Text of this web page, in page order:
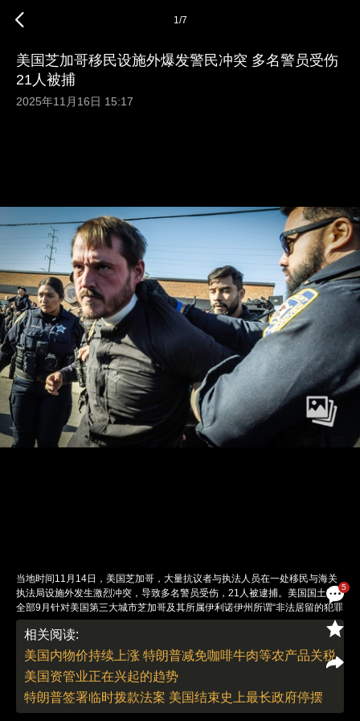
5
1/7
美国芝加哥移民设施外爆发警民冲突 多名警员受伤
21人被捕
2025年11月16日 15:17
当地时间11月14日，美国芝加哥，大量抗议者与执法人员在一处移民与海关
执法局设施外发生激烈冲突，导致多名警员受伤，21人被逮捕。美国国土安
全部9月针对美国第三大城市芝加哥及其所属伊利诺伊州所谓“非法居留的犯罪
分子”开始实施打击行动，诸多激进执法行动招致广泛抗议，抗议者指控联邦
政府针对芝加哥移民实施的执法行动过度使用武力。图：Nima Taradji/视觉中
国
责任编辑：刘青 翁倩 | 版面编辑：刘青
相关阅读:
美国内物价持续上涨 特朗普减免咖啡牛肉等农产品关税
美国资管业正在兴起的趋势
特朗普签署临时拨款法案 美国结束史上最长政府停摆